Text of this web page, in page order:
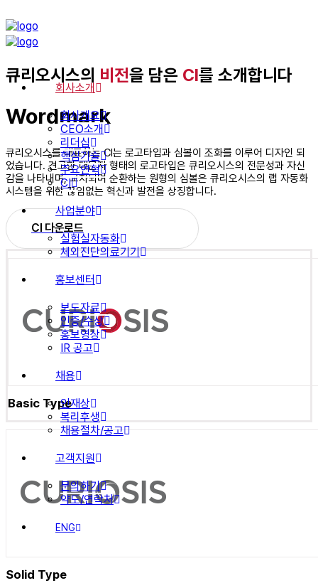
회사소개
회사개요
CEO소개
리더십
핵심기술
주요연혁
CI
사업분야
실험실자동화
체외진단의료기기
홍보센터
보도자료
인증/수상
홍보영상
IR 공고
채용
인재상
복리후생
채용절차/공고
고객지원
문의하기
약도/연락처
ENG
큐리오시스의 비전을 담은 CI를 소개합니다
Wordmark
큐리오시스를 대표하는 CI는 로고타입과 심볼이 조화를 이루어 디자인 되
었습니다. 견고한 대문자 형태의 로고타입은 큐리오시스의 전문성과 자신
감을 나타내며, 교차되며 순환하는 원형의 심볼은 큐리오시스의 랩 자동화
시스템을 위한 끊임없는 혁신과 발전을 상징합니다.
CI 다운로드
Basic Type
Solid Type